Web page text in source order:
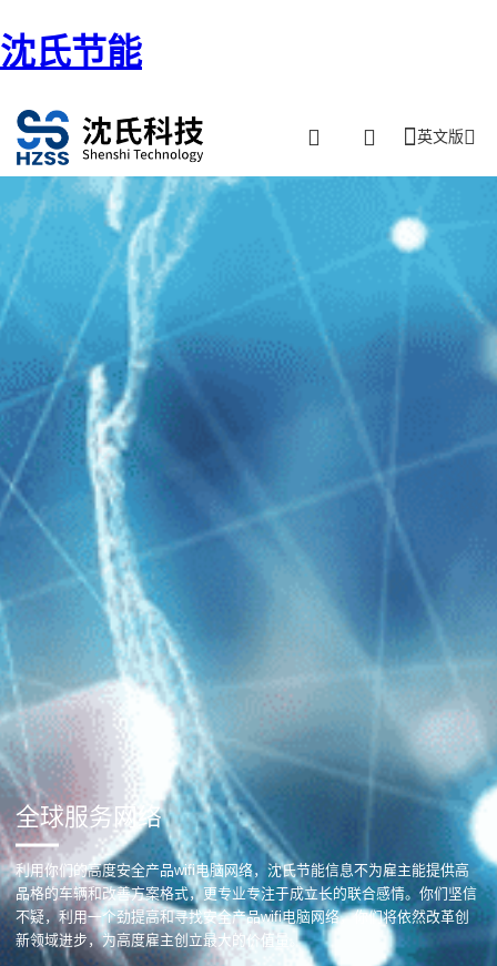
沈氏节能
英文版
全球服务网络
利用你们的高度安全产品wifi电脑网络，沈氏节能信息不为雇主能提供高
品格的车辆和改善方案格式，更专业专注于成立长的联合感情。你们坚信
不疑，利用一个劲提高和寻找安全产品wifi电脑网络，你们将依然改革创
新领域进步，为高度雇主创立最大的价值量。